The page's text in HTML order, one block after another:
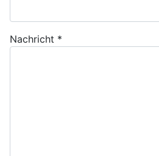
Nachricht *